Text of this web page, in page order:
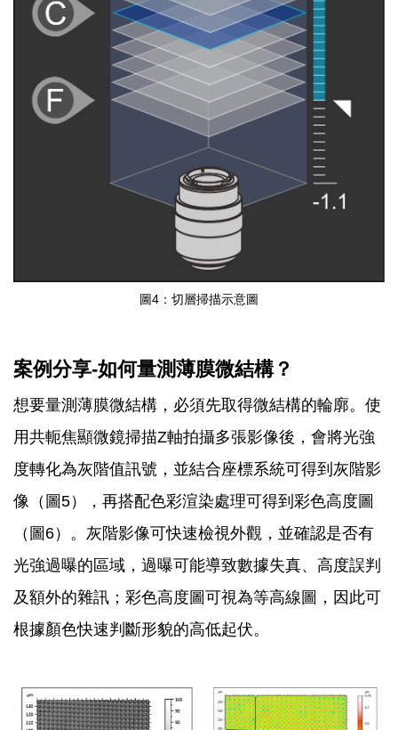
圖4：切層掃描示意圖
案例分享-如何量測薄膜微結構？
想要量測薄膜微結構，必須先取得微結構的輪廓。使
用共軛焦顯微鏡掃描Z軸拍攝多張影像後，會將光強
度轉化為灰階值訊號，並結合座標系統可得到灰階影
像（圖5），再搭配色彩渲染處理可得到彩色高度圖
（圖6）。灰階影像可快速檢視外觀，並確認是否有
光強過曝的區域，過曝可能導致數據失真、高度誤判
及額外的雜訊；彩色高度圖可視為等高線圖，因此可
根據顏色快速判斷形貌的高低起伏。